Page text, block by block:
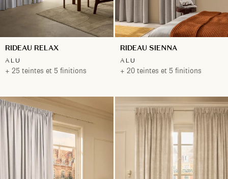
RIDEAU RELAX
ALU
+ 25 teintes et 5 finitions
RIDEAU SIENNA
ALU
+ 20 teintes et 5 finitions